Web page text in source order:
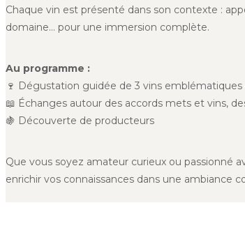
Chaque vin est présenté dans son contexte :
domaine… pour une immersion complète.
Au programme :
🍷 Dégustation guidée de 3 vins
📖 Échanges autour des accords mets et vins,
🍇 Découverte de producteurs
Que vous soyez amateur curieux ou passionné
enrichir vos connaissances dans une ambiance